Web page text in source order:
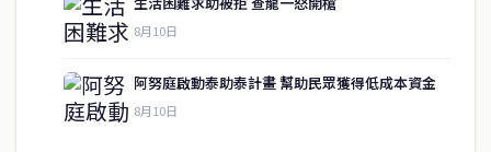
8月10日
阿努庭啟動泰助泰計畫 幫助民眾獲得低成本資金
8月10日
關於我們
service@thaichinesenews.com